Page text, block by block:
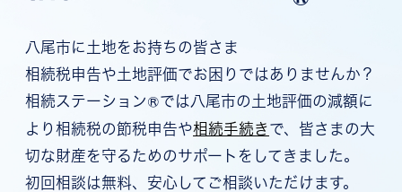
八尾市に土地をお持ちの皆さま
相続税申告や土地評価でお困りではありませんか？
相続ステーション®では八尾市の土地評価の減額に
より相続税の節税申告や相続手続きで、皆さまの大
切な財産を守るためのサポートをしてきました。
初回相談は無料、安心してご相談いただけます。